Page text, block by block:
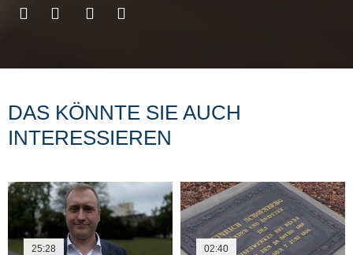
DAS KÖNNTE SIE AUCH
INTERESSIEREN
25:28 02:40